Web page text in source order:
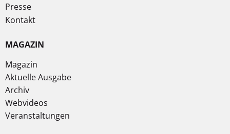
Presse
Kontakt
MAGAZIN
Magazin
Aktuelle Ausgabe
Archiv
Webvideos
Veranstaltungen